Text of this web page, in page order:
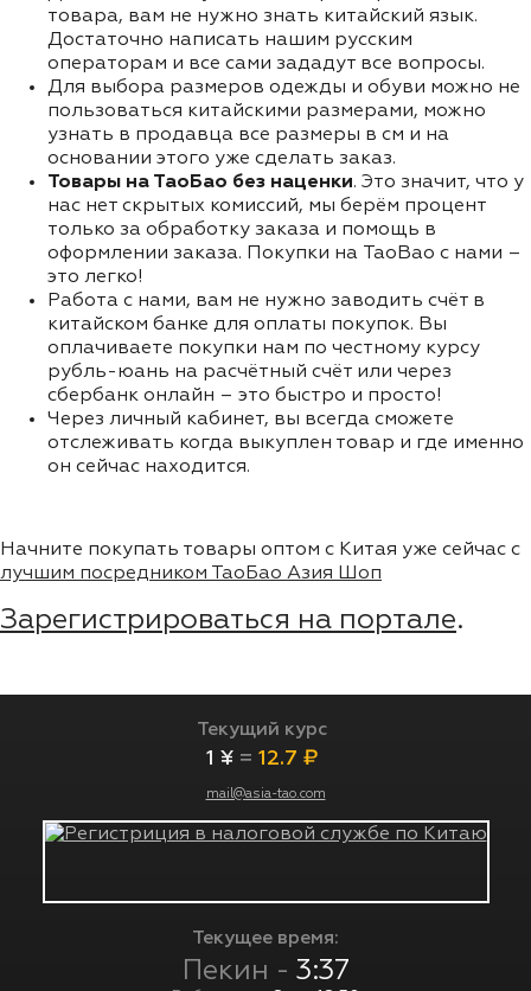
товара, вам не нужно знать китайский язык.
Достаточно написать нашим русским
операторам и все сами зададут все вопросы.
Для выбора размеров одежды и обуви можно не
пользоваться китайскими размерами, можно
узнать в продавца все размеры в см и на
основании этого уже сделать заказ.
Товары на ТаоБао без наценки. Это значит, что у
нас нет скрытых комиссий, мы берём процент
только за обработку заказа и помощь в
оформлении заказа. Покупки на TaoBao с нами –
это легко!
Работа с нами, вам не нужно заводить счёт в
китайском банке для оплаты покупок. Вы
оплачиваете покупки нам по честному курсу
рубль-юань на расчётный счёт или через
сбербанк онлайн – это быстро и просто!
Через личный кабинет, вы всегда сможете
отслеживать когда выкуплен товар и где именно
он сейчас находится.
Начните покупать товары оптом с Китая уже сейчас с
лучшим посредником ТаоБао Азия Шоп
Зарегистрироваться на портале.
Текущий курс
1 ¥ = 12.7 ₽
mail@asia-tao.com
Текущее время:
Пекин - 3:37